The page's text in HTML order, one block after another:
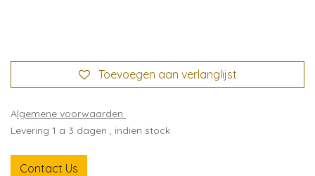
Toevoegen aan verlanglijst
Algemene voorwaarden
Levering 1 a 3 dagen , indien stock
Contact Us